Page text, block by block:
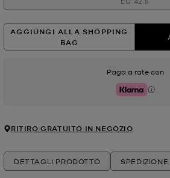
AGGIUNGI ALLA SHOPPING
BAG
Paga a rate con
Klarna
RITIRO GRATUITO IN NEGOZIO
DETTAGLI PRODOTTO SPEDIZIONE